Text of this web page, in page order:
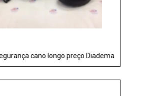
cano longo preço Diadema